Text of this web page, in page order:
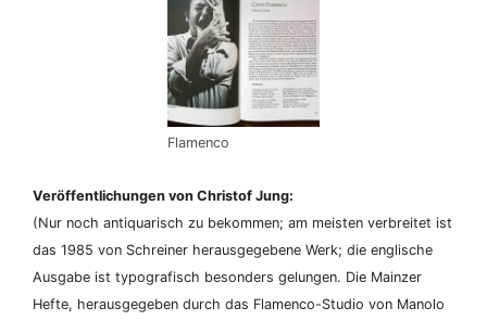
Flamenco
Veröffentlichungen von Christof Jung:
(Nur noch antiquarisch zu bekommen; am meisten verbreitet ist
das 1985 von Schreiner herausgegebene Werk; die englische
Ausgabe ist typografisch besonders gelungen. Die Mainzer
Hefte, herausgegeben durch das Flamenco-Studio von Manolo